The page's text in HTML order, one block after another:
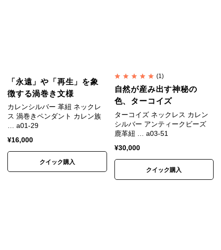
「永遠」や「再生」を象
徴する渦巻き文様
カレンシルバー 革紐 ネックレ
ス 渦巻きペンダント カレン族
… a01-29
¥16,000
クイック購入
(1)
自然が産み出す神秘の
色、ターコイズ
ターコイズ ネックレス カレン
シルバー アンティークビーズ
鹿革紐 … a03-51
¥30,000
クイック購入